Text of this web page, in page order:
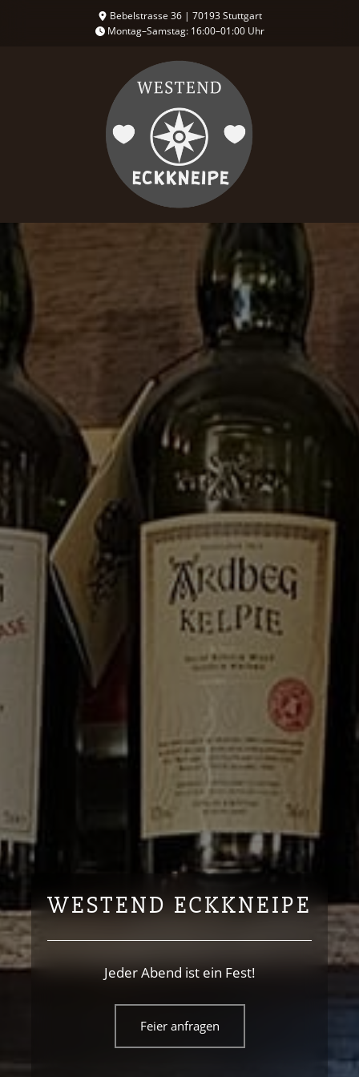
Bebelstrasse 36 | 70193 Stuttgart
Montag–Samstag: 16:00–01:00 Uhr
WESTEND ECKKNEIPE
Jeder Abend ist ein Fest!
Feier anfragen